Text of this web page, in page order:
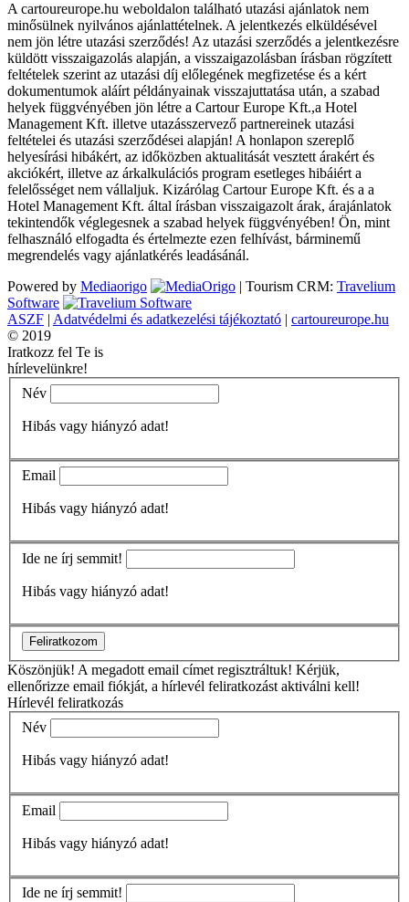
A cartoureurope.hu weboldalon található utazási ajánlatok nem
minősülnek nyilvános ajánlattételnek. A jelentkezés elküldésével
nem jön létre utazási szerződés! Az utazási szerződés a jelentkezésre
küldött visszaigazolás alapján, a visszaigazolásban írásban rögzített
feltételek szerint az utazási díj előlegének megfizetése és a kért
dokumentumok aláírt példányainak visszajuttatása után, a szabad
helyek függvényében jön létre a Cartour Europe Kft.,a Hotel
Management Kft. illetve utazásszervező partnereinek utazási
feltételei és utazási szerződései alapján! A honlapon szereplő
helyesírási hibákért, az időközben aktualitását vesztett árakért és
akciókért, illetve az árkalkulációs program esetleges hibáiért a
felelősséget nem vállaljuk. Kizárólag Cartour Europe Kft. és a a
Hotel Management Kft. által írásban visszaigazolt árak, árajánlatok
tekintendők véglegesnek a szabad helyek függvényében! Ön, mint
felhasználó elfogadta és értelmezte ezen felhívást, bárminemű
megrendelés vagy ajánlatkérés leadásánál.
Powered by Mediaorigo | Tourism CRM: Travelium
Software
ASZF | Adatvédelmi és adatkezelési tájékoztató | cartoureurope.hu
© 2019
Iratkozz fel Te is
hírlevelünkre!
Név
Hibás vagy hiányzó adat!
Email
Hibás vagy hiányzó adat!
Ide ne írj semmit!
Hibás vagy hiányzó adat!
Feliratkozom
Köszönjük! A megadott email címet regisztráltuk! Kérjük,
ellenőrizze email fiókját, a hírlevél feliratkozást aktiválni kell!
Hírlevél feliratkozás
Név
Hibás vagy hiányzó adat!
Email
Hibás vagy hiányzó adat!
Ide ne írj semmit!